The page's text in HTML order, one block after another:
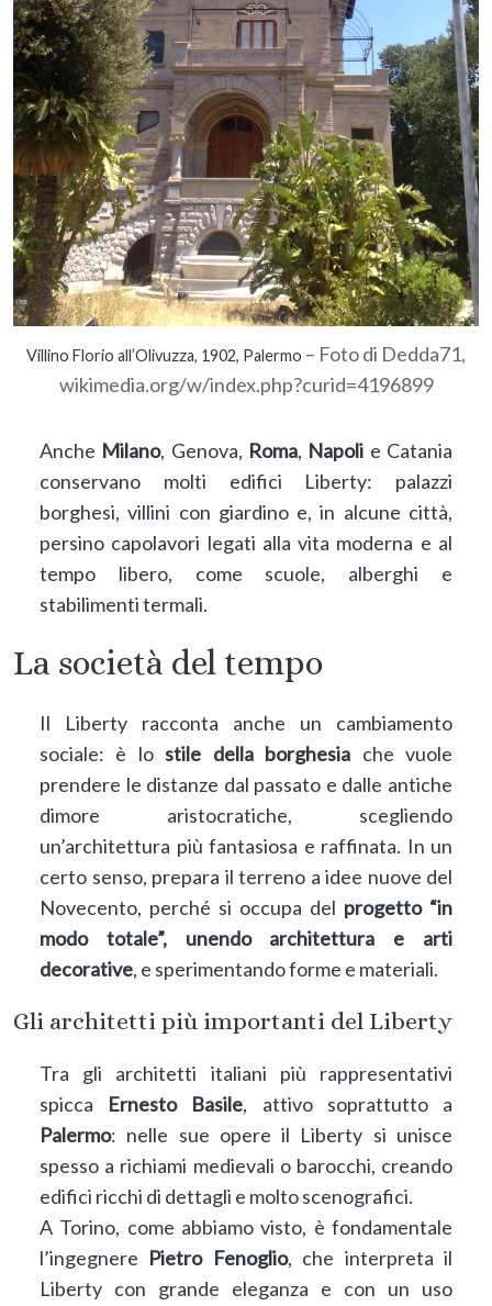
Villino Florio all’Olivuzza, 1902, Palermo – Foto di Dedda71,
wikimedia.org/w/index.php?curid=4196899
Anche Milano, Genova, Roma, Napoli e Catania
conservano molti edifici Liberty: palazzi
borghesi, villini con giardino e, in alcune città,
persino capolavori legati alla vita moderna e al
tempo libero, come scuole, alberghi e
stabilimenti termali.
La società del tempo
Il Liberty racconta anche un cambiamento
sociale: è lostile della borghesia che vuole
prendere le distanze dal passato e dalle antiche
dimore aristocratiche, scegliendo
un’architettura più fantasiosa e raffinata. In un
certo senso, prepara il terreno a idee nuove del
Novecento, perché si occupa del progetto “in
modo totale”, unendo architettura e arti
decorative, e sperimentando forme e materiali.
Gli architetti più importanti del Liberty
Tra gli architetti italiani più rappresentativi
spicca Ernesto Basile, attivo soprattutto a
Palermo: nelle sue opere il Liberty si unisce
spesso a richiami medievali o barocchi, creando
edifici ricchi di dettagli e molto scenografici.
A Torino, come abbiamo visto, è fondamentale
l’ingegnere Pietro Fenoglio, che interpreta il
Liberty con grande eleganza e con un uso